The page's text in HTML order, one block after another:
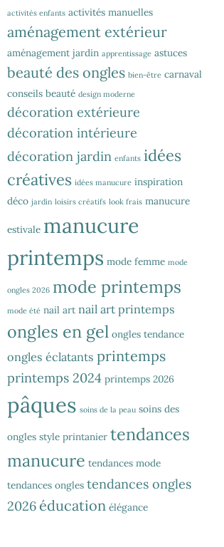
activités enfants activités manuelles
aménagement extérieur
aménagement jardin apprentissage astuces
beauté des ongles bien-être carnaval
conseils beauté design moderne
décoration extérieure
décoration intérieure
décoration jardin enfants idées
créatives idées manucure inspiration
déco jardin loisirs créatifs look frais manucure
estivale manucure
printemps mode femme mode
ongles 2026 mode printemps
mode été nail art nail art printemps
ongles en gel ongles tendance
ongles éclatants printemps
printemps 2024 printemps 2026
pâques soins de la peau soins des
ongles style printanier tendances
manucure tendances mode
tendances ongles tendances ongles
2026 éducation élégance